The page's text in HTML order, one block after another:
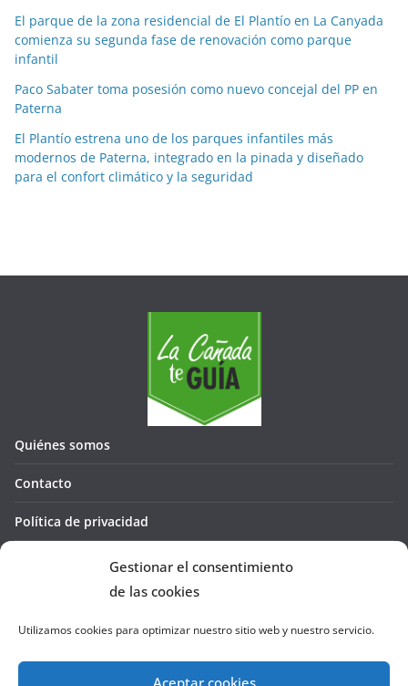
Gestionar el consentimiento
de las cookies
Utilizamos cookies para optimizar nuestro sitio web y nuestro servicio.
Aceptar cookies
m
e
e
El parque de la zona residencial de El Plantío en La Canyada
comienza su segunda fase de renovación como parque
infantil
Paco Sabater toma posesión como nuevo concejal del PP en
Paterna
El Plantío estrena uno de los parques infantiles más
modernos de Paterna, integrado en la pinada y diseñado
para el confort climático y la seguridad
Quiénes somos
Contacto
Política de privacidad
Política de cookies (UE)